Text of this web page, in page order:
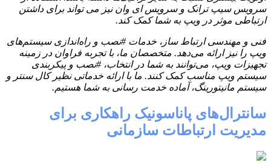
سرویس سیپ ترانک و سرویس ای وان نیز می تواند برای داشتن
ارتباطی موثر در ویپ به شما کمک کند.
فنی و مهندسی ارتباط ساز، خدمات #نصب و راه‌اندازی سیستم‌های
ویپ را نیز ارائه می‌دهد. متخصصان ما، با تجربه فراوان در زمینه
تجهیزات ویپ، می‌توانند به شما در انتخاب، #نصب و پیکربندی
سیستم ویپ مناسب کمک کنند. ما با ارائه خدماتی نظیر کال سنتر و
سیستم مانیتورینگ، آماده خدمت رسانی به شما هستیم.
سانترال‌های پاناسونیک راهکاری برای
مدیریت ارتباطات سازمانی